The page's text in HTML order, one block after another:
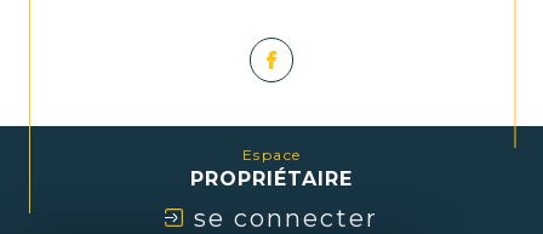
Espace
PROPRIÉTAIRE
se connecter